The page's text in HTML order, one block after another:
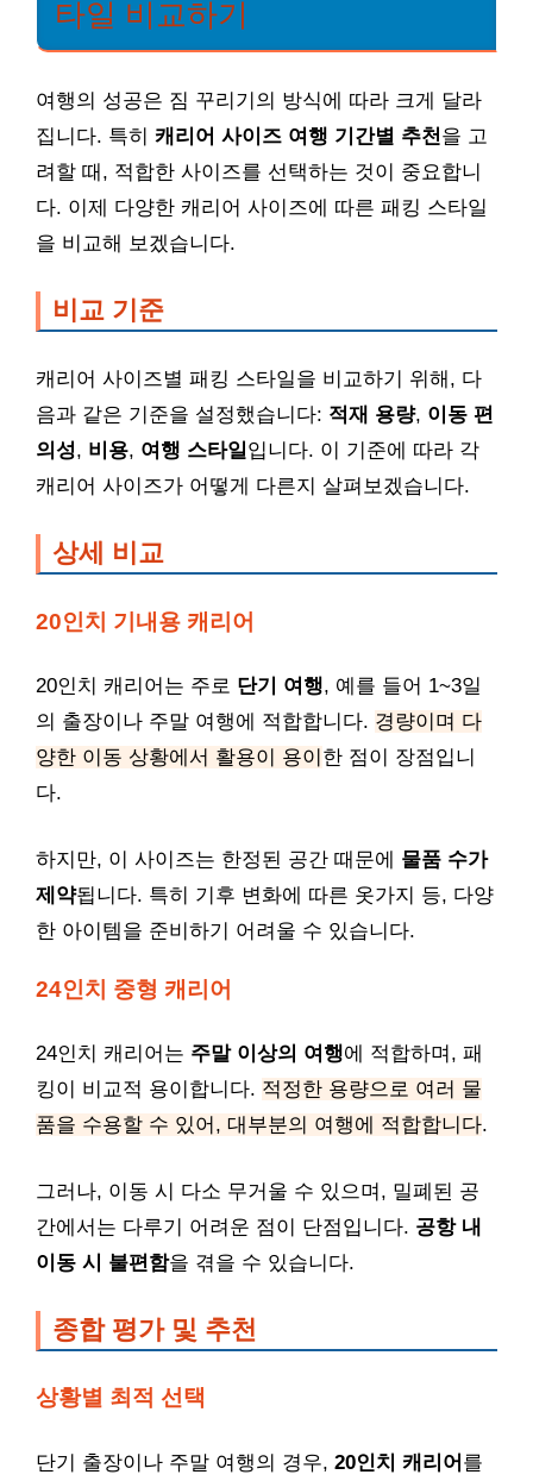
타일 비교하기
여행의 성공은 짐 꾸리기의 방식에 따라 크게 달라
집니다. 특히 캐리어 사이즈 여행 기간별 추천 을 고
려할 때, 적합한 사이즈를 선택하는 것이 중요합니
다. 이제 다양한 캐리어 사이즈에 따른 패킹 스타일
을 비교해 보겠습니다.
비교 기준
캐리어 사이즈별 패킹 스타일을 비교하기 위해, 다
음과 같은 기준을 설정했습니다: 적재 용량, 이동 편
의성, 비용, 여행 스타일입니다. 이 기준에 따라 각
캐리어 사이즈가 어떻게 다른지 살펴보겠습니다.
상세 비교
20인치 기내용 캐리어
20인치 캐리어는 주로 단기 여행, 예를 들어 1~3일
의 출장이나 주말 여행에 적합합니다. 경량이며 다
양한 이동 상황에서 활용이 용이 한 점이 장점입니
다.
하지만, 이 사이즈는 한정된 공간 때문에 물품 수가
제약됩니다. 특히 기후 변화에 따른 옷가지 등, 다양
한 아이템을 준비하기 어려울 수 있습니다.
24인치 중형 캐리어
24인치 캐리어는 주말 이상의 여행에 적합하며, 패
킹이 비교적 용이합니다. 적정한 용량으로 여러 물
품을 수용할 수 있어, 대부분의 여행에 적합합니다.
그러나, 이동 시 다소 무거울 수 있으며, 밀폐된 공
간에서는 다루기 어려운 점이 단점입니다. 공항 내
이동 시 불편함을 겪을 수 있습니다.
종합 평가 및 추천
상황별 최적 선택
단기 출장이나 주말 여행의 경우, 20인치 캐리어 를